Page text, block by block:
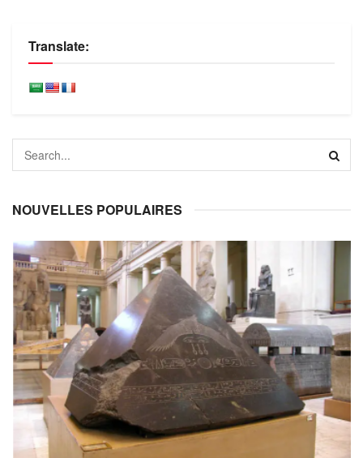
Translate:
NOUVELLES POPULAIRES